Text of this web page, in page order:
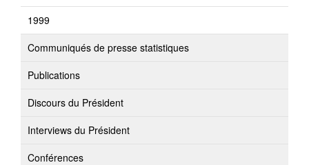
1999
Communiqués de presse statistiques
Publications
Discours du Président
Interviews du Président
Conférences